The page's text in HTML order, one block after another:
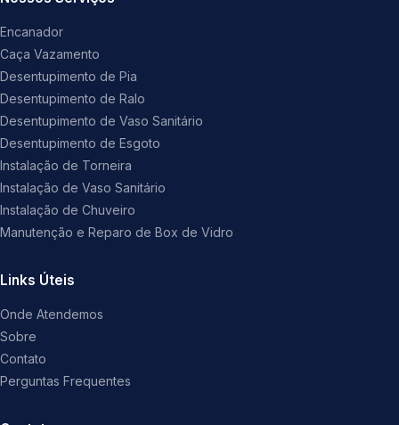
Encanador
Caça Vazamento
Desentupimento de Pia
Desentupimento de Ralo
Desentupimento de Vaso Sanitário
Desentupimento de Esgoto
Instalação de Torneira
Instalação de Vaso Sanitário
Instalação de Chuveiro
Manutenção e Reparo de Box de Vidro
Links Úteis
Onde Atendemos
Sobre
Contato
Perguntas Frequentes